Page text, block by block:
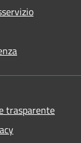
trasparente